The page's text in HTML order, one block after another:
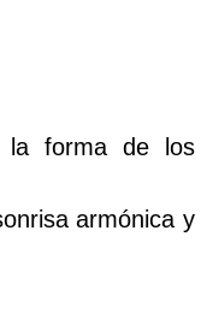
la forma de los
armónica y